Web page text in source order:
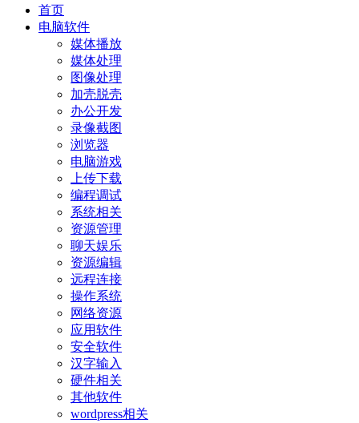
首页
电脑软件
媒体播放
媒体处理
图像处理
加壳脱壳
办公开发
录像截图
浏览器
电脑游戏
上传下载
编程调试
系统相关
资源管理
聊天娱乐
资源编辑
远程连接
操作系统
网络资源
应用软件
安全软件
汉字输入
硬件相关
其他软件
wordpress相关